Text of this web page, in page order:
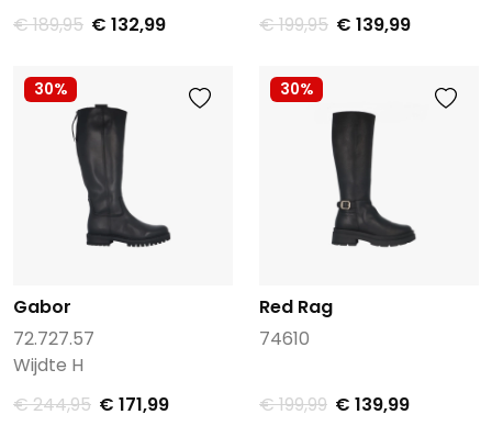
€ 189,95 € 132,99
€ 199,95 € 139,99
30%
Gabor
72.727.57
Wijdte H
€ 244,95 € 171,99
30%
Red Rag
74610
€ 199,99 € 139,99